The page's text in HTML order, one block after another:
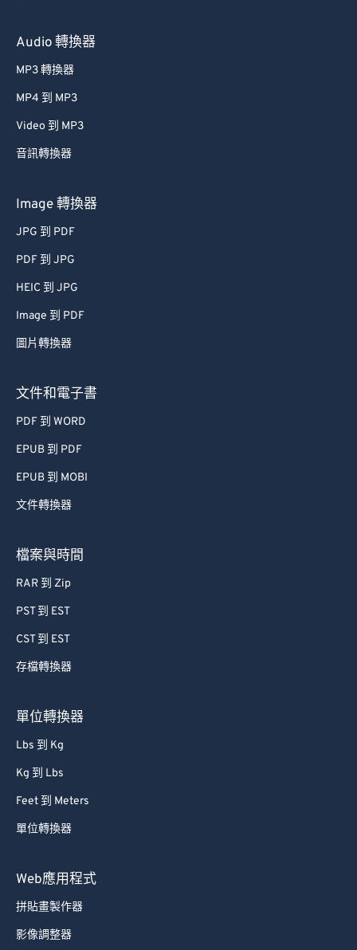
Audio 轉換器
MP3 轉換器
MP4 到 MP3
Video 到 MP3
音訊轉換器
Image 轉換器
JPG 到 PDF
PDF 到 JPG
HEIC 到 JPG
Image 到 PDF
圖片轉換器
文件和電子書
PDF 到 WORD
EPUB 到 PDF
EPUB 到 MOBI
文件轉換器
檔案與時間
RAR 到 Zip
PST 到 EST
CST 到 EST
存檔轉換器
單位轉換器
Lbs 到 Kg
Kg 到 Lbs
Feet 到 Meters
單位轉換器
Web應用程式
拼貼畫製作器
影像調整器